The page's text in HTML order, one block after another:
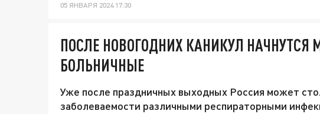
05 ЯНВАРЯ 2024 17:30
ПОСЛЕ НОВОГОДНИХ КАНИКУЛ НАЧНУТСЯ
БОЛЬНИЧНЫЕ
Уже после праздничных выходных Россия может
заболеваемости различными респираторными